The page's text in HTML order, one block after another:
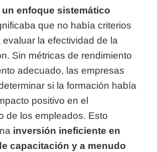
un enfoque sistemático
que no había criterios
evaluar la efectividad de la
Sin métricas de rendimiento
adecuado, las empresas
si la formación había
positivo en el
de los empleados. Esto
inversión ineficiente en
capacitación y a menudo